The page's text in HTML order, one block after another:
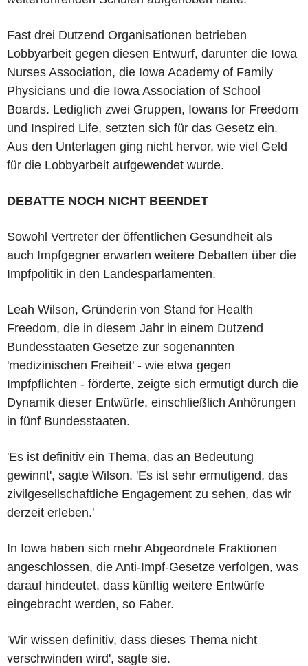
Fast drei Dutzend Organisationen betrieben
Lobbyarbeit gegen diesen Entwurf, darunter die Iowa
Nurses Association, die Iowa Academy of Family
Physicians und die Iowa Association of School
Boards. Lediglich zwei Gruppen, Iowans for Freedom
und Inspired Life, setzten sich für das Gesetz ein.
Aus den Unterlagen ging nicht hervor, wie viel Geld
für die Lobbyarbeit aufgewendet wurde.
DEBATTE NOCH NICHT BEENDET
Sowohl Vertreter der öffentlichen Gesundheit als
auch Impfgegner erwarten weitere Debatten über die
Impfpolitik in den Landesparlamenten.
Leah Wilson, Gründerin von Stand for Health
Freedom, die in diesem Jahr in einem Dutzend
Bundesstaaten Gesetze zur sogenannten
'medizinischen Freiheit' - wie etwa gegen
Impfpflichten - förderte, zeigte sich ermutigt durch die
Dynamik dieser Entwürfe, einschließlich Anhörungen
in fünf Bundesstaaten.
'Es ist definitiv ein Thema, das an Bedeutung
gewinnt', sagte Wilson. 'Es ist sehr ermutigend, das
zivilgesellschaftliche Engagement zu sehen, das wir
derzeit erleben.'
In Iowa haben sich mehr Abgeordnete Fraktionen
angeschlossen, die Anti-Impf-Gesetze verfolgen, was
darauf hindeutet, dass künftig weitere Entwürfe
eingebracht werden, so Faber.
'Wir wissen definitiv, dass dieses Thema nicht
verschwinden wird', sagte sie.